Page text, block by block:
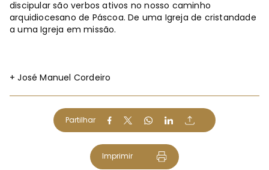
discipular são verbos ativos no nosso caminho
arquidiocesano de Páscoa. De uma Igreja de cristandade
a uma Igreja em missão.
+ José Manuel Cordeiro
Partilhar
Imprimir